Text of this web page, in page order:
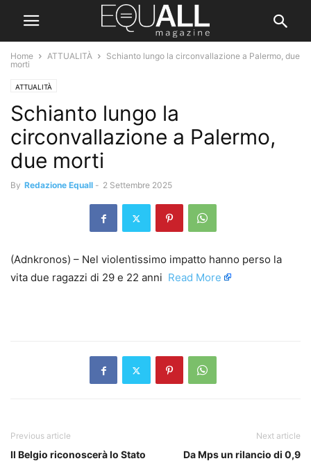
Home ATTUALITÀ
Schianto lungo la circonvallazione a Palermo, due
morti
ATTUALITÀ
Schianto lungo la
circonvallazione a Palermo,
due morti
By Redazione Equall - 2 Settembre 2025
(Adnkronos) – Nel violentissimo impatto hanno perso la
vita due ragazzi di 29 e 22 anni ​ Read More
Previous article
Il Belgio riconoscerà lo Stato
Next article
Da Mps un rilancio di 0,9